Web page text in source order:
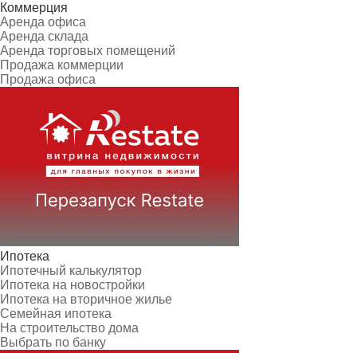
Коммерция
Аренда офиса
Аренда склада
Аренда торговых помещений
Продажа коммерции
Продажа офиса
Ипотека
Ипотечный калькулятор
Ипотека на новостройки
Ипотека на вторичное жилье
Семейная ипотека
На строительство дома
Выбрать по банку